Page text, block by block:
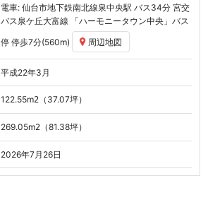
電車: 仙台市地下鉄南北線泉中央駅 バス34分 宮交
バス泉ケ丘大富線
「ハーモニータウン中央」バス
停 停歩7分(560m)
周辺地図
平成22年3月
122.55m2 （37.07坪）
269.05m2 （81.38坪）
2026年7月26日